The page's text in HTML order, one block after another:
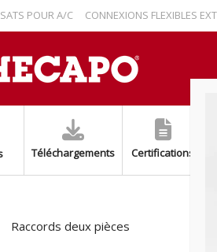
POUR A/C CONNEXIONS FLEXIBLES
Téléchargements Certifications
Raccords deux pièces